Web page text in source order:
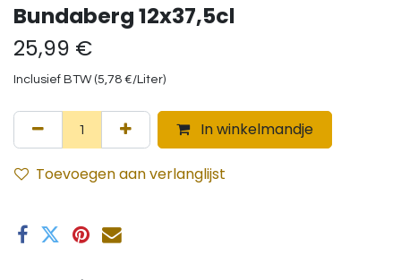
Bundaberg 12x37,5cl
25,99 €
Inclusief BTW (5,78 €/Liter)
In winkelmandje
Toevoegen aan verlanglijst